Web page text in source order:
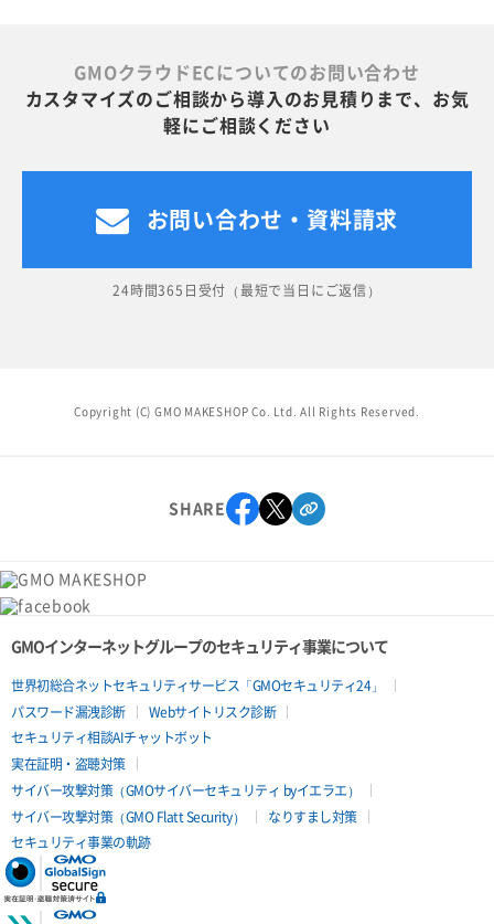
GMOクラウドECについてのお問い合わせ
カスタマイズのご相談から導入のお見積りまで、お気
軽にご相談ください
お問い合わせ・資料請求
24時間365日受付（最短で当日にご返信）
Copyright (C) GMO MAKESHOP Co. Ltd. All Rights Reserved.
SHARE
GMOインターネットグループのセキュリティ事業について
世界初総合ネットセキュリティサービス「GMOセキュリティ24」
パスワード漏洩診断
Webサイトリスク診断
セキュリティ相談AIチャットボット
実在証明・盗聴対策
サイバー攻撃対策（GMOサイバーセキュリティ byイエラエ）
サイバー攻撃対策（GMO Flatt Security）
なりすまし対策
セキュリティ事業の軌跡